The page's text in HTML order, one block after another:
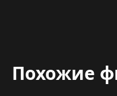
Похожие